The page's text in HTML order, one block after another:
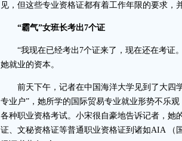
见，但这些专业资格证都有着工作年限的要求，
“霸气”女班长考出7个证
“我现在已经考出7个证来了，现在还在考证
她就业的资本。
前天下午，记者在中国海洋大学见到了大四
专业户”，她所学的国际贸易专业就业形势不乐
各种职业资格考试。小宋很自豪地告诉记者，她
证、文秘资格证等普通职业资格证到诸如AIA （